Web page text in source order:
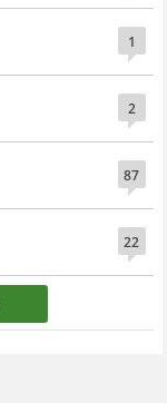
1
2
87
22